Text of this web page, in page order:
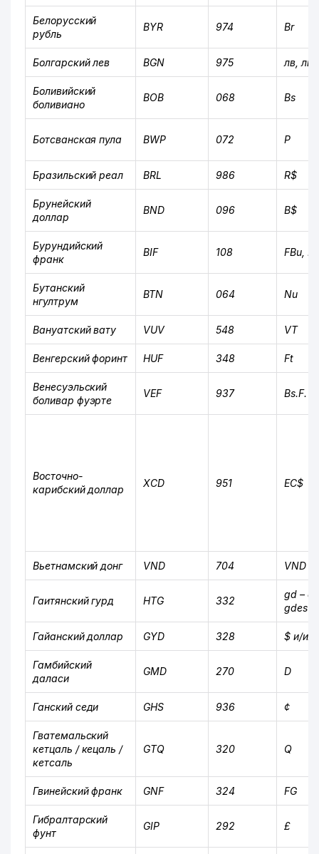
Белорусский
рубль
BYR 974 Br
Болгарский лев BGN 975 лв, лв.
Боливийский
боливиано
BOB 068 Bs
Ботсванская пула BWP 072 P
Бразильский реал BRL 986 R$
Брунейский
доллар
BND 096 B$
Бурундийский
франк
BIF 108 FBu, F
Бутанский
нгултрум
BTN 064 Nu
Вануатский вату VUV 548 VT
Венгерский форинт HUF 348 Ft
Венесуэльский
боливар фуэрте
VEF 937 Bs.F.
Восточно-
карибский доллар
XCD 951 EC$
Вьетнамский донг VND 704 VND
Гаитянский гурд HTG 332
gd –
gdes –
Гайанский доллар GYD 328 $ и/
Гамбийский
даласи
GMD 270 D
Ганский седи GHS 936 ¢
Гватемальский
кетцаль / кецаль /
кетсаль
GTQ 320 Q
Гвинейский франк GNF 324 FG
Гибралтарский
фунт
GIP 292 £